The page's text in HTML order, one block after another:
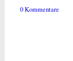
0 Kommentare